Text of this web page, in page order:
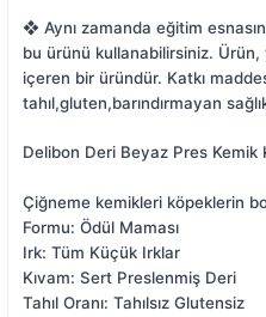
❖ Aynı zamanda eğitim
bu ürünü kullanabilirsiniz.
içeren bir üründür. Katkı
tahıl,gluten,barındırmayan
Delibon Deri Beyaz Pres Kemik
Çiğneme kemikleri köpeklerin
Formu: Ödül Maması
Irk: Tüm Küçük Irklar
Kıvam: Sert Preslenmiş Deri
Tahıl Oranı: Tahılsız Glutensiz